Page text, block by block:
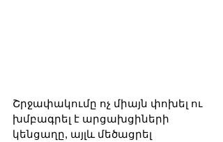
Շրջափակումը ոչ միայն փոխել ու
խմբագրել է արցախցիների
կենցաղը, այլև մեծացրել